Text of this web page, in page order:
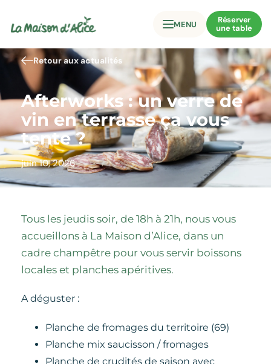
MENU
Réserver
une table
Retour aux actualités
Afterworks : un verre de
vin en terrasse ça vous
tente ?
juin 10, 2026
Tous les jeudis soir, de 18h à 21h, nous vous
accueillons à La Maison d’Alice, dans un
cadre champêtre pour vous servir boissons
locales et planches apéritives.
A déguster :
Planche de fromages du territoire (69)
Planche mix saucisson / fromages
Planche de crudités de saison avec